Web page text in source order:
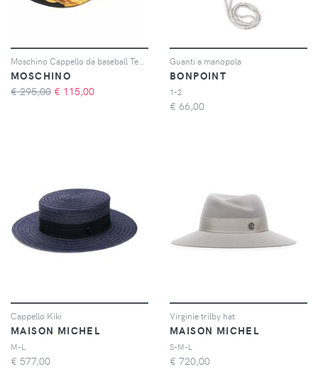
MOSCHINO
€ 295,00 € 115,00
Guanti a manopola
BONPOINT
1-2
€ 66,00
Cappello Kiki
MAISON MICHEL
M-L
€ 577,00
Virginie trilby hat
MAISON MICHEL
S-M-L
€ 720,00